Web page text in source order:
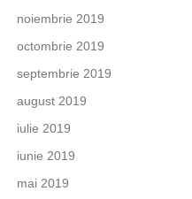
noiembrie 2019
octombrie 2019
septembrie 2019
august 2019
iulie 2019
iunie 2019
mai 2019